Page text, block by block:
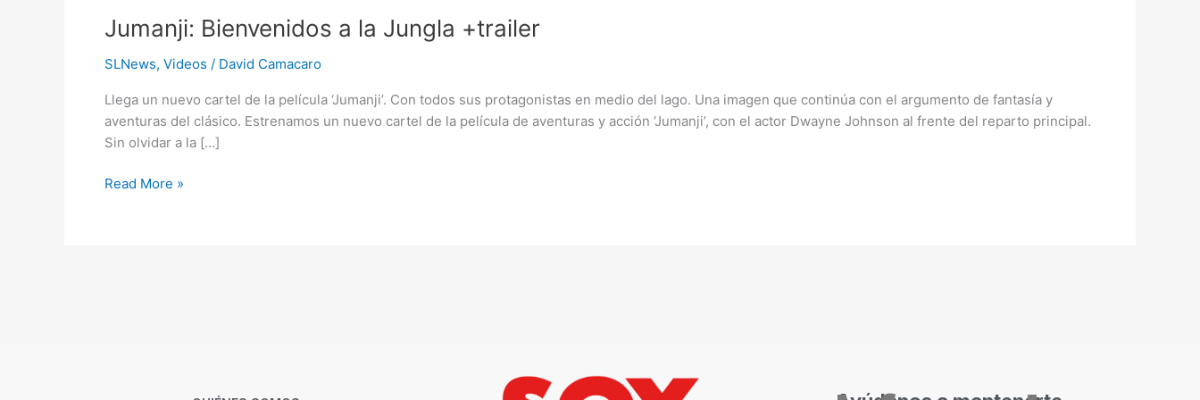
Jumanji: Bienvenidos a la Jungla +trailer
SLNews, Videos / David Camacaro
Llega un nuevo cartel de la película ‘Jumanji’. Con todos sus protagonistas en medio del lago. Una imagen que continúa con el argumento de fantasía y
aventuras del clásico. Estrenamos un nuevo cartel de la película de aventuras y acción ‘Jumanji’, con el actor Dwayne Johnson al frente del reparto principal.
Sin olvidar a la […]
Jumanji:
Bienvenidos
a
Jungla
+trailer
Read More »